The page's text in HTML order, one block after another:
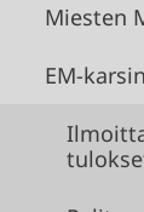
Miesten
EM-